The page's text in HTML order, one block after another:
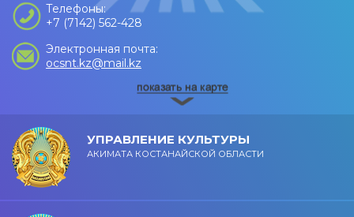
Телефоны:
+7 (7142) 562-428
Электронная почта:
ocsnt.kz@mail.kz
УПРАВЛЕНИЕ КУЛЬТУРЫ
АКИМАТА КОСТАНАЙСКОЙ ОБЛАСТИ